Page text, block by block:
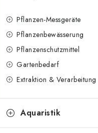
Pflanzen-Messgeräte
Pflanzenbewässerung
Pflanzenschutzmittel
Gartenbedarf
Extraktion & Verarbeitung
Aquaristik